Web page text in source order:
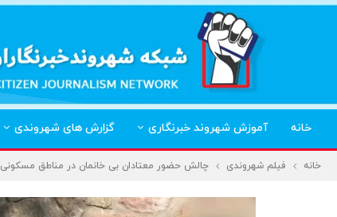
خانه آموزش شهروند خبرنگاری گزارش های شهروندی
خانه فیلم شهروندی چالش حضور معتادان بی خانمان در مناطق مسکونی